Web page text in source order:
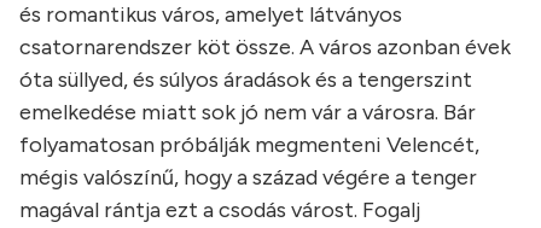
és romantikus város, amelyet látványos
csatornarendszer köt össze. A város azonban évek
óta süllyed, és súlyos áradások és a tengerszint
emelkedése miatt sok jó nem vár a városra. Bár
folyamatosan próbálják megmenteni Velencét,
mégis valószínű, hogy a század végére a tenger
magával rántja ezt a csodás várost. Fogalj